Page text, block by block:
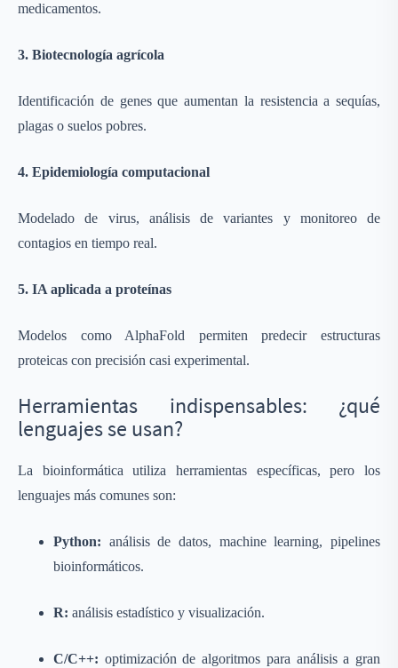
medicamentos.
3. Biotecnología agrícola
Identificación de genes que aumentan la resistencia a sequías,
plagas o suelos pobres.
4. Epidemiología computacional
Modelado de virus, análisis de variantes y monitoreo de
contagios en tiempo real.
5. IA aplicada a proteínas
Modelos como AlphaFold permiten predecir estructuras
proteicas con precisión casi experimental.
Herramientas indispensables: ¿qué
lenguajes se usan?
La bioinformática utiliza herramientas específicas, pero los
lenguajes más comunes son:
Python: análisis de datos, machine learning, pipelines
bioinformáticos.
R: análisis estadístico y visualización.
C/C++: optimización de algoritmos para análisis a gran